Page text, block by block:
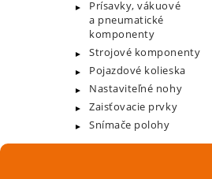
Prísavky, vákuové
a pneumatické
komponenty
Strojové komponenty
Pojazdové kolieska
Nastaviteľné nohy
Zaisťovacie prvky
Snímače polohy